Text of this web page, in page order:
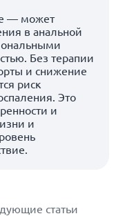
— может
в анальной
Без терапии
и снижение
риск
Это
и
и
статьи